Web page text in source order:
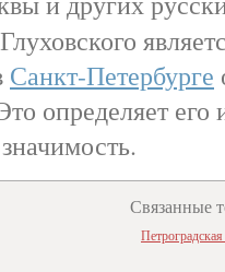
Санкт-Петербурге
определяет его
Связанные